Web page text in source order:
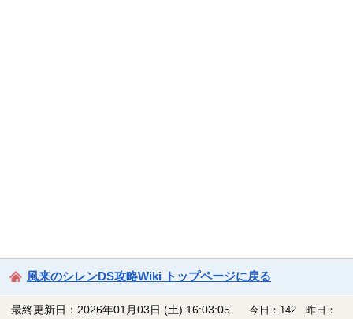
風来のシレンDS攻略Wiki トップページに戻る
最終更新日：2026年01月03日 (土) 16:03:05
今日：142 昨日：